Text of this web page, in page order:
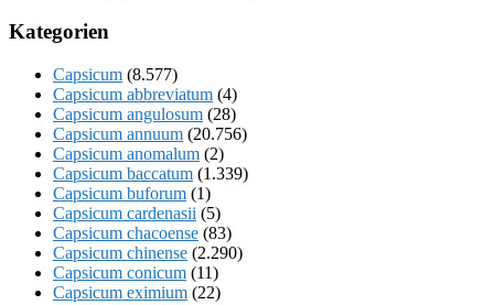
Kategorien
Capsicum (8.577)
Capsicum abbreviatum (4)
Capsicum angulosum (28)
Capsicum annuum (20.756)
Capsicum anomalum (2)
Capsicum baccatum (1.339)
Capsicum buforum (1)
Capsicum cardenasii (5)
Capsicum chacoense (83)
Capsicum chinense (2.290)
Capsicum conicum (11)
Capsicum eximium (22)